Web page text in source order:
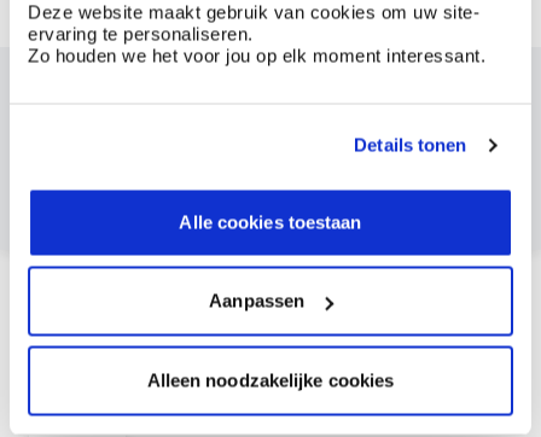
Deze website maakt gebruik van cookies om uw site-
ervaring te personaliseren.
Zo houden we het voor jou op elk moment interessant.
Details tonen
Alle cookies toestaan
Aanpassen
Alleen noodzakelijke cookies
vochtigheidsmeter mr59
sluit